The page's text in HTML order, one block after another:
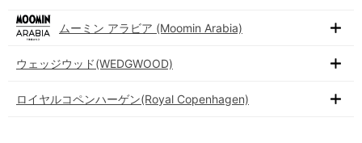
ムーミン アラビア (Moomin Arabia)
ウェッジウッド(WEDGWOOD)
ロイヤルコペンハーゲン(Royal Copenhagen)